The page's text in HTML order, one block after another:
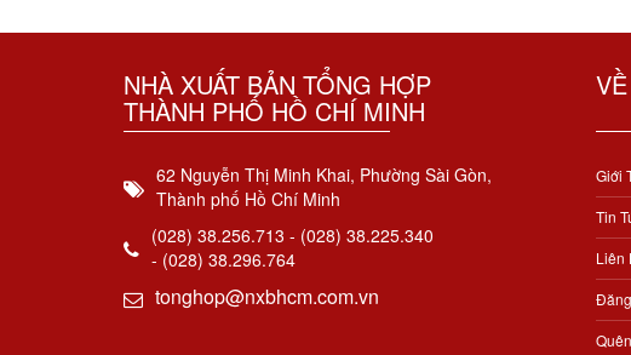
NHÀ XUẤT BẢN TỔNG HỢP
THÀNH PHỐ HỒ CHÍ MINH
62 Nguyễn Thị Minh Khai, Phường Sài Gòn,
Thành phố Hồ Chí Minh
(028) 38.256.713 - (028) 38.225.340
- (028) 38.296.764
tonghop@nxbhcm.com.vn
Giới
Tin
Liên